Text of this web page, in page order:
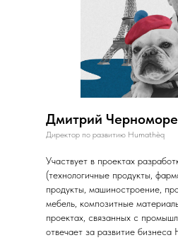
Дмитрий
Директор по развитию Humathèq
Участвует в проектах
(технологичные продукты,
продукты, машиностроение,
мебель, композитные
проектах, связанных с
отвечает за развитие бизнеса